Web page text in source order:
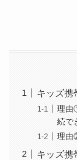
キッズ携
理由
続で
理由
キッズ携